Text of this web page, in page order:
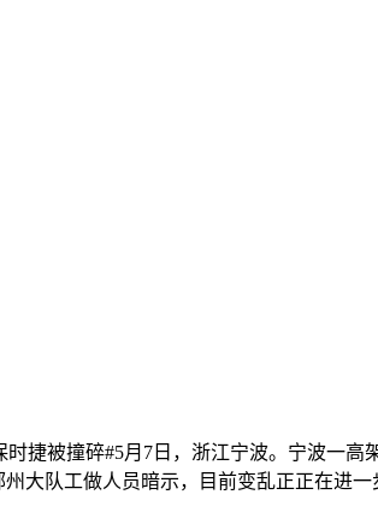
被撞碎#5月7日，浙江宁波。宁波一高
大队工做人员暗示，目前变乱正正在进一